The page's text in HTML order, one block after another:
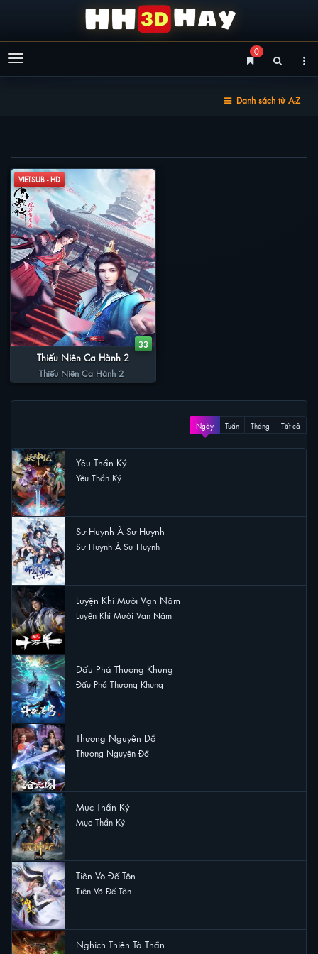
Menu
0
Danh sách từ A-Z
VIETSUB - HD
33
Thiếu Niên Ca Hành 2
Thiếu Niên Ca Hành 2
Ngày Tuần Tháng Tất cả
Yêu Thần Ký
Yêu Thần Ký
Sư Huynh À Sư Huynh
Sư Huynh À Sư Huynh
Luyện Khí Mười Vạn Năm
Luyện Khí Mười Vạn Năm
Đấu Phá Thương Khung
Đấu Phá Thương Khung
Thương Nguyên Đồ
Thương Nguyên Đồ
Mục Thần Ký
Mục Thần Ký
Tiên Võ Đế Tôn
Tiên Võ Đế Tôn
Nghịch Thiên Tà Thần